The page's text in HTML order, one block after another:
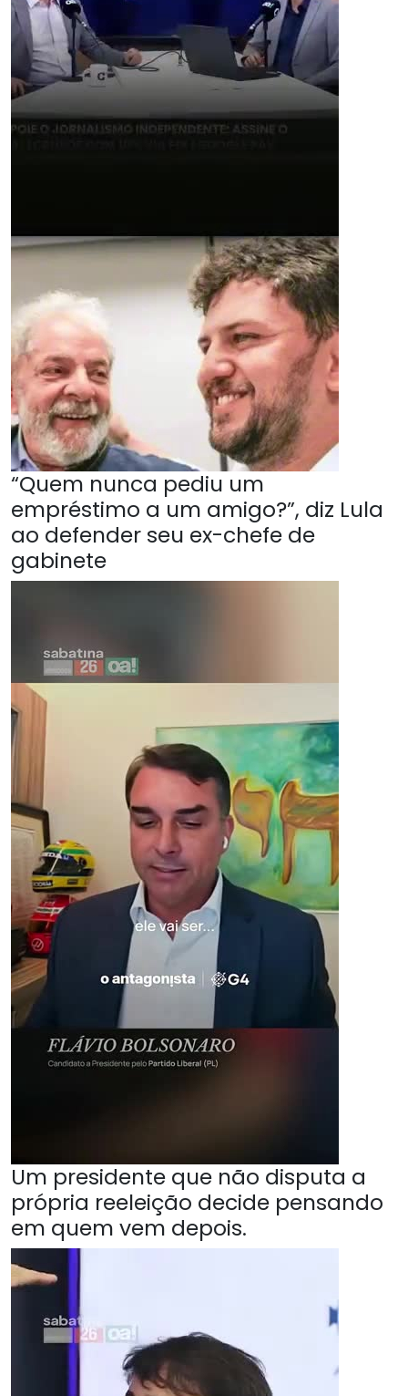
“Quem nunca pediu um
empréstimo a um amigo?”, diz Lula
ao defender seu ex-chefe de
gabinete
Um presidente que não disputa a
própria reeleição decide pensando
em quem vem depois.